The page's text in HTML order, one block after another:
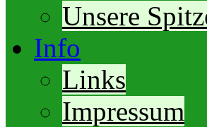
Unsere
Info
Links
Impressum